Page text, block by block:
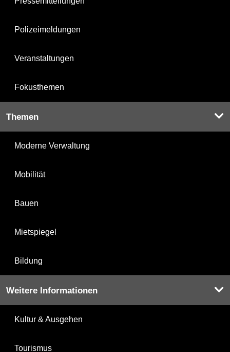
Polizeimeldungen
Veranstaltungen
Fokusthemen
Themen
Moderne Verwaltung
Mobilität
Bauen
Mietspiegel
Bildung
Weitere Informationen
Kultur & Ausgehen
Tourismus